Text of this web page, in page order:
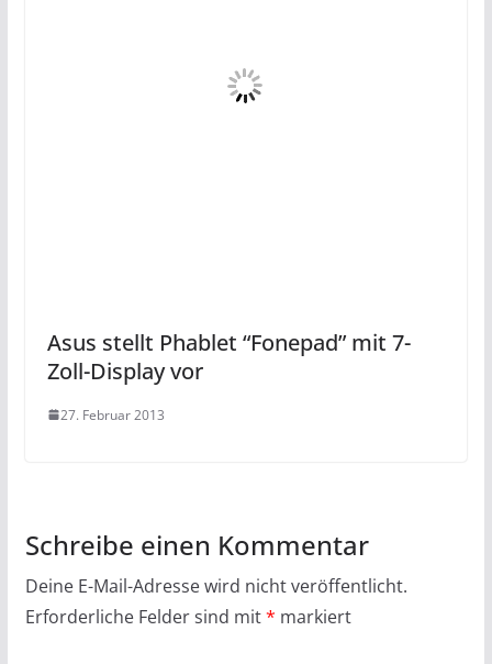
Asus stellt Phablet “Fonepad” mit 7-
Zoll-Display vor
27. Februar 2013
Schreibe einen Kommentar
Deine E-Mail-Adresse wird nicht veröffentlicht.
Erforderliche Felder sind mit* markiert